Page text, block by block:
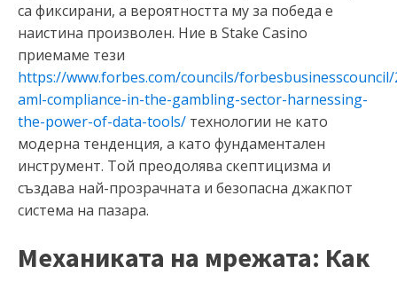
са фиксирани, а вероятността му за победа е
наистина произволен. Ние в Stake Casino
приемаме тези
https://www.forbes.com/councils/
aml-compliance-in-the-gambling-sector-harnessing-
the-power-of-data-tools/ технологии не като
модерна тенденция, а като фундаментален
инструмент. Той преодолява скептицизма и
създава най-прозрачната и безопасна джакпот
система на пазара.
Механиката на мрежата: Как